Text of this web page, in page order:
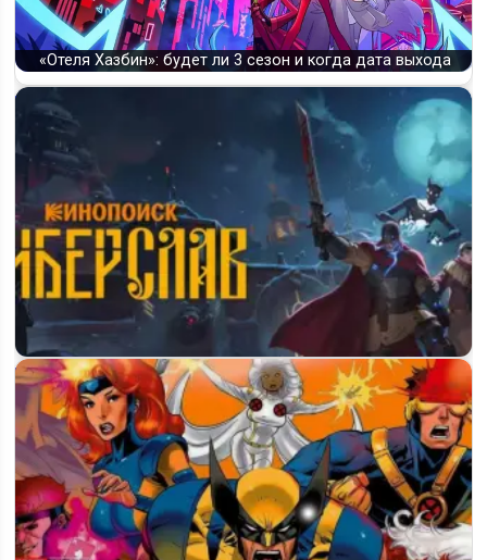
«Отеля Хазбин»: будет ли 3 сезон и когда дата выхода
Когда выйдет 2 серия «Киберслава» и что в ней покажут:
свежие подробности